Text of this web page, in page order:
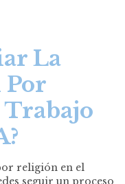
La
Trabajo
religión en el
seguir un proceso